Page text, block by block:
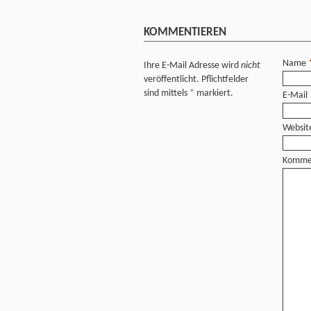
KOMMENTIEREN
Ihre E-Mail Adresse wird nicht
veröffentlicht. Pflichtfelder
sind mittels * markiert.
Name
E-Mail